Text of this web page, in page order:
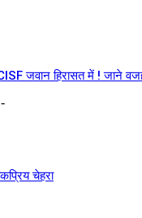
जवान हिरासत में ! जाने
चेहरा